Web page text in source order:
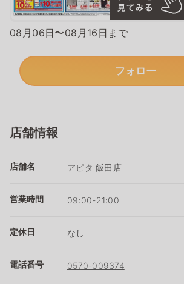
08月06日〜08月16日まで
フォロー
店舗情報
店舗名 アピタ 飯田店
営業時間 09:00-21:00
定休日 なし
電話番号 0570-009374